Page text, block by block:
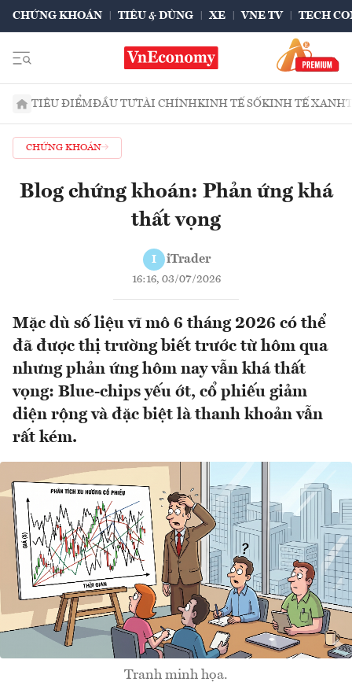
CHỨNG KHOÁN TIÊU & DÙNG XE VNE TV TECH
TIÊU ĐIỂMĐẦU TƯTÀI CHÍNHKINH TẾ SỐKINH TẾ XANH
CHỨNG KHOÁN
Blog chứng khoán: Phản ứng khá
thất vọng
I iTrader
16:16, 03/07/2026
Mặc dù số liệu vĩ mô 6 tháng 2026 có thể
đã được thị trường biết trước từ hôm qua
nhưng phản ứng hôm nay vẫn khá thất
vọng: Blue-chips yếu ớt, cổ phiếu giảm
diện rộng và đặc biệt là thanh khoản vẫn
rất kém.
Tranh minh họa.